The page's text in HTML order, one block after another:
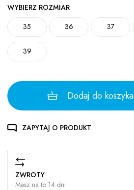
WYBIERZ ROZMIAR
35
36 37
39
Dodaj do koszyka
ZAPYTAJ O PRODUKT
ZWROTY
Masz na to 14 dni